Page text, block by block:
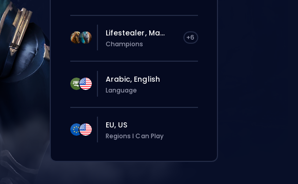
Lifestealer, Ma... +6
Champions
Arabic, English
Language
EU, US
Regions I Can Play